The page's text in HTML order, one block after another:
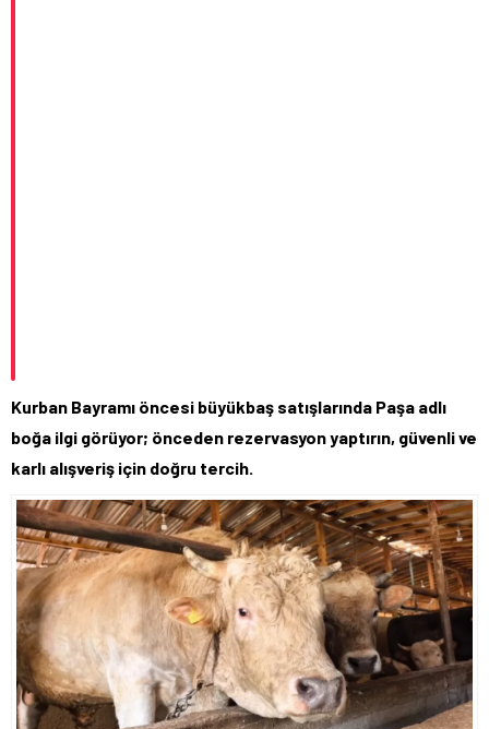
Kurban Bayramı öncesi büyükbaş satışlarında Paşa adlı
boğa ilgi görüyor; önceden rezervasyon yaptırın, güvenli ve
karlı alışveriş için doğru tercih.